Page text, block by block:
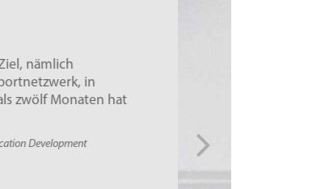
Behältermanagement und
des Lademittelmanagements
GmbH